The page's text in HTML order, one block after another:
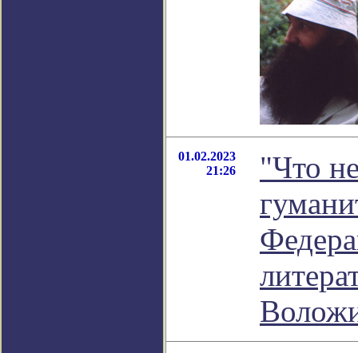
01.02.2023
21:26
"Что